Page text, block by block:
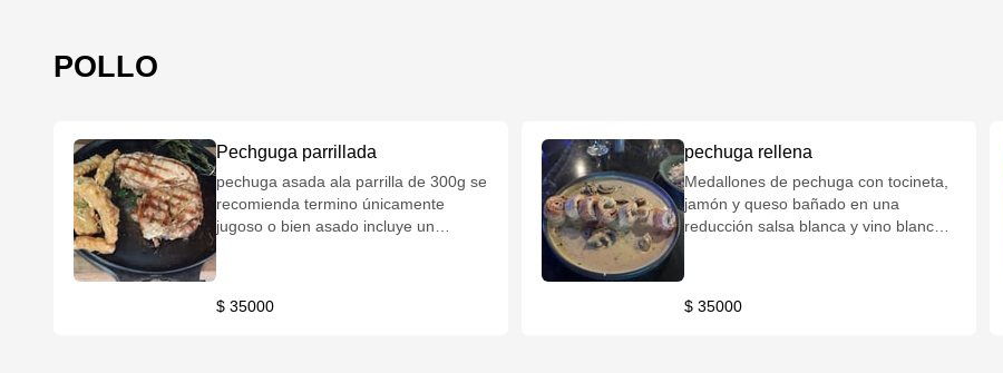
POLLO
Pechguga parrillada
pechuga asada ala parrilla de 300g se
recomienda termino únicamente
jugoso o bien asado incluye un
$ 35000
pechuga rellena
Medallones de pechuga con tocineta,
jamón y queso bañado en una
reducción salsa blanca y vino blanco,
$ 35000